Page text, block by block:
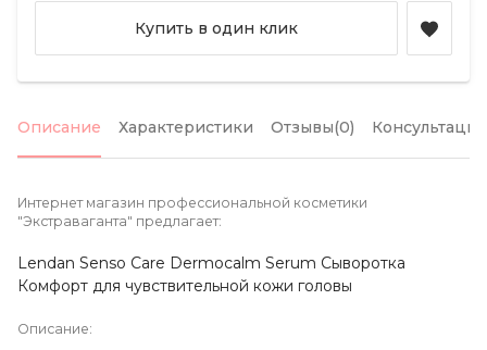
Купить в один клик
Описание Характеристики Отзывы(0) Консультация
Интернет магазин профессиональной косметики
"Экстраваганта" предлагает:
Lendan Senso Care Dermocalm Serum Сыворотка
Комфорт для чувствительной кожи головы
Описание: